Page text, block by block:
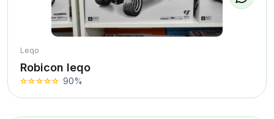
Leqo
Robicon leqo
90%